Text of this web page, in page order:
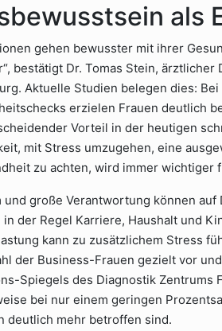
als
gehen bewusster mit ihrer
bestätigt Dr. Tomas Stein,
Aktuelle Studien belegen dies:
erzielen Frauen deutlich
Vorteil in der heutigen
mit Stress umzugehen, eine
zu achten, wird immer wichtiger
große Verantwortung können
in der Regel Karriere, Haushalt und
kann zu zusätzlichem Stress
der Business-Frauen gezielt vor
Spiegels des Diagnostik Zentrums
bei nur einem geringen
deutlich mehr betroffen sind.